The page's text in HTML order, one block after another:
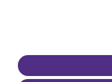
ЭКСПЛУАТАЦИИ
Условия и положения